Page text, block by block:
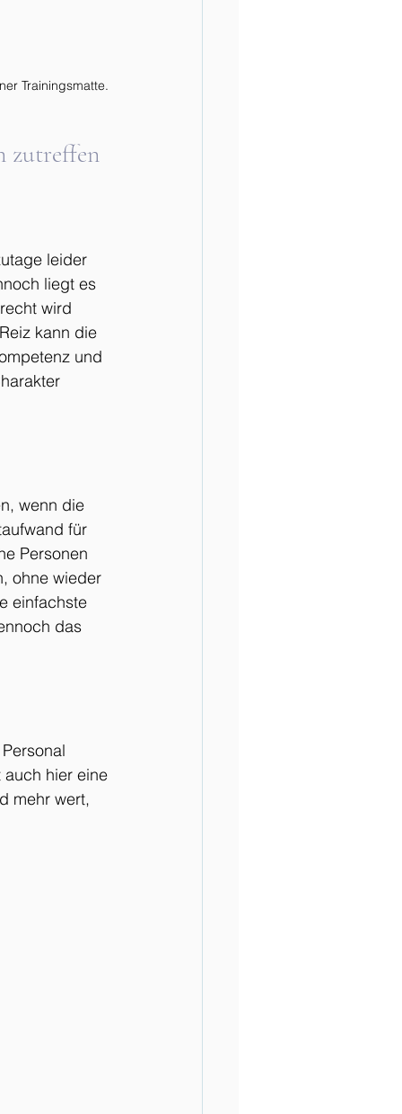
Trainingsmatte.
zutreffen
leider
liegt es
wird
kann die
und
wenn die
für
Personen
ohne wieder
einfachste
das
auch hier eine
mehr wert,